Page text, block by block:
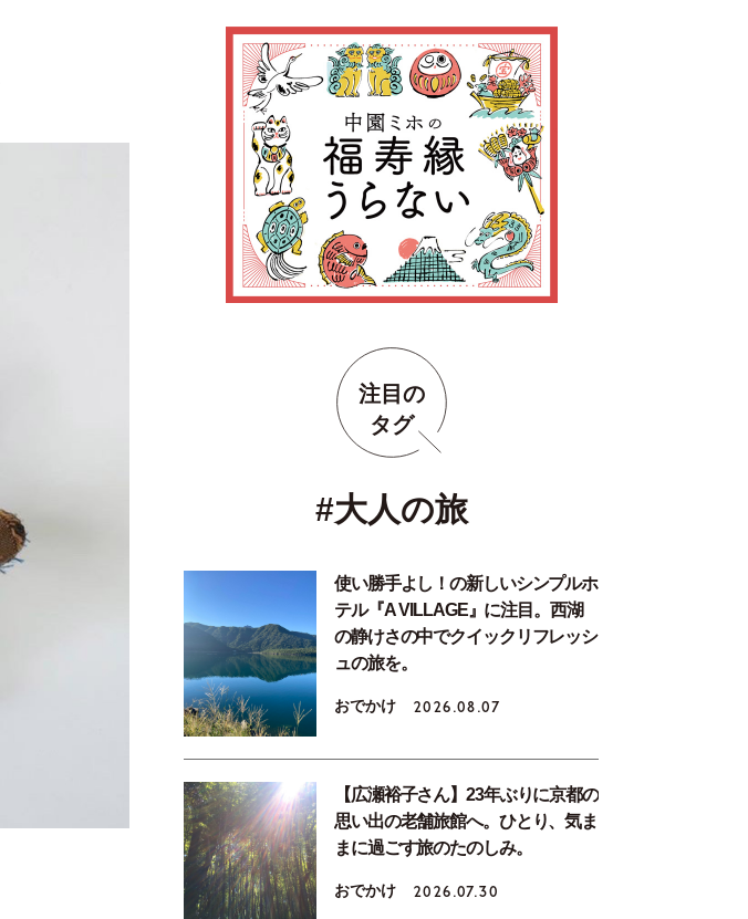
注目の
タグ
#大人の旅
使い勝手よし！の新しいシンプルホ
テル『A VILLAGE』に注目。西湖
の静けさの中でクイックリフレッシ
ュの旅を。
おでかけ 2026.08.07
【広瀬裕子さん】23年ぶりに京都の
思い出の老舗旅館へ。ひとり、気ま
まに過ごす旅のたのしみ。
おでかけ 2026.07.30